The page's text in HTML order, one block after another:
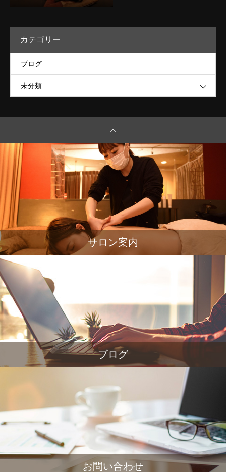
サージで心身ほぐしましょ
カテゴリー
ブログ
未分類
サロン案内
ブログ
お問い合わせ